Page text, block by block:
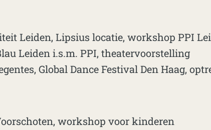
Leiden, Lipsius locatie, workshop PPI
Leiden i.s.m. PPI, theatervoorstelling
Global Dance Festival Den Haag,
workshop voor kinderen